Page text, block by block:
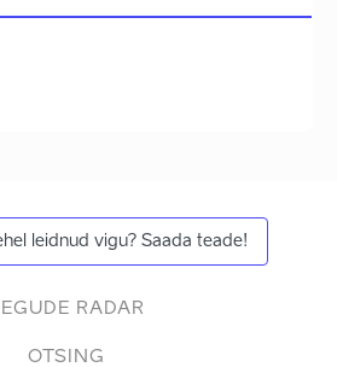
leidnud vigu? Saada teade!
RADAR
OTSING